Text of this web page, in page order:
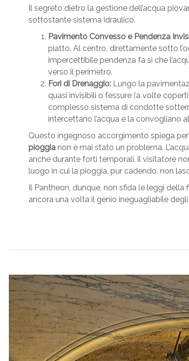
Il segreto dietro la gestione dell’acqua
sottostante sistema idraulico.
Pavimento Convesso e Pendenza
piatto. Al centro, direttamente sotto
impercettibile pendenza fa sì che
verso il perimetro.
Fori di Drenaggio: Lungo la
quasi invisibili o fessure (a volte
complesso sistema di condotte
intercettano l’acqua e la convogliano
Questo ingegnoso accorgimento spiega
pioggia non è mai stato un problema.
anche durante forti temporali, il visitatore
luogo in cui la pioggia, pur cadendo, non
Il Pantheon, dunque, non sfida le leggi
ancora una volta il genio ineguagliabile